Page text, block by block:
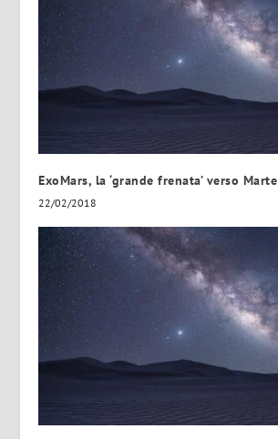
ExoMars, la ‘grande frenata’ verso Marte
22/02/2018